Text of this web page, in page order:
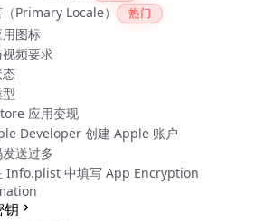
Primary Locale） 热门
图标
频要求
态
应用变现
Developer 创建 Apple 账户
送过多
Info.plist 中填写 App Encryption
钥